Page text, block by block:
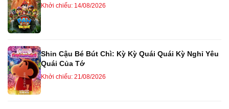
Khởi chiếu: 14/08/2026
Shin Cậu Bé Bút Chì: Kỳ Kỳ Quái Quái Kỳ Nghỉ Yêu
Quái Của Tớ
Khởi chiếu: 21/08/2026